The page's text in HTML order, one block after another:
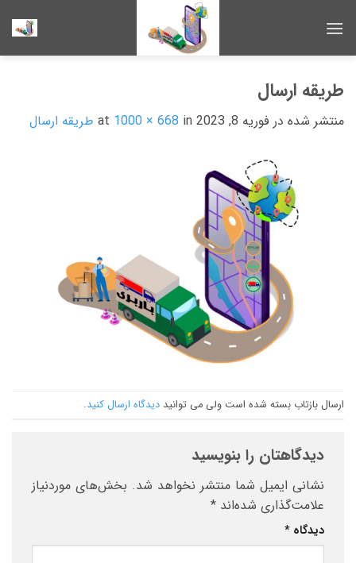
طریقه ارسال
منتشر شده در فوریه 8, 2023 1000 × 668 in طریقه ارسال
ارسال بازتاب بسته شده است ولی می توانید دیدگاه ارسال کنید.
دیدگاهتان را بنویسید
نشانی ایمیل شما منتشر نخواهد شد. بخش‌های موردنیاز
علامت‌گذاری شده‌اند *
دیدگاه *